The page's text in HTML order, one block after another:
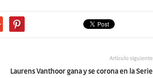
Artículo siguiente
Laurens Vanthoor gana y se corona en la Serie